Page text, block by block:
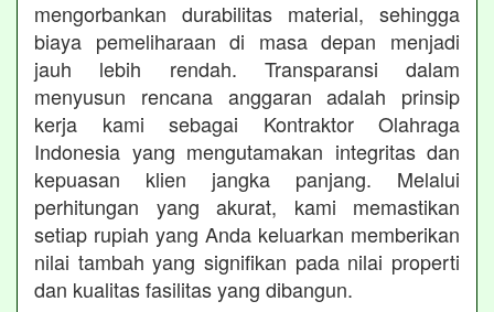
mengorbankan durabilitas material, sehingga
biaya pemeliharaan di masa depan menjadi
jauh lebih rendah. Transparansi dalam
menyusun rencana anggaran adalah prinsip
kerja kami sebagai Kontraktor Olahraga
Indonesia yang mengutamakan integritas dan
kepuasan klien jangka panjang. Melalui
perhitungan yang akurat, kami memastikan
setiap rupiah yang Anda keluarkan memberikan
nilai tambah yang signifikan pada nilai properti
dan kualitas fasilitas yang dibangun.